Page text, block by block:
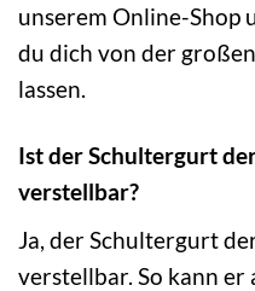
unserem Online-Shop
du dich von der
lassen.
Ist der Schultergurt
verstellbar?
Ja, der Schultergurt
verstellbar. So kann